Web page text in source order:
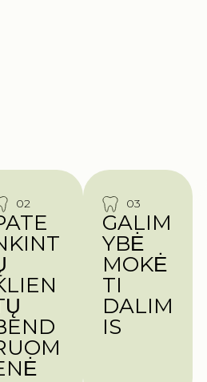
02 03
GALIM
YBĖ
MOKĖ
TI
DALIM
IS